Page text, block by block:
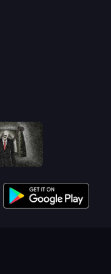
Slenderman Must Die: Underground Bunker